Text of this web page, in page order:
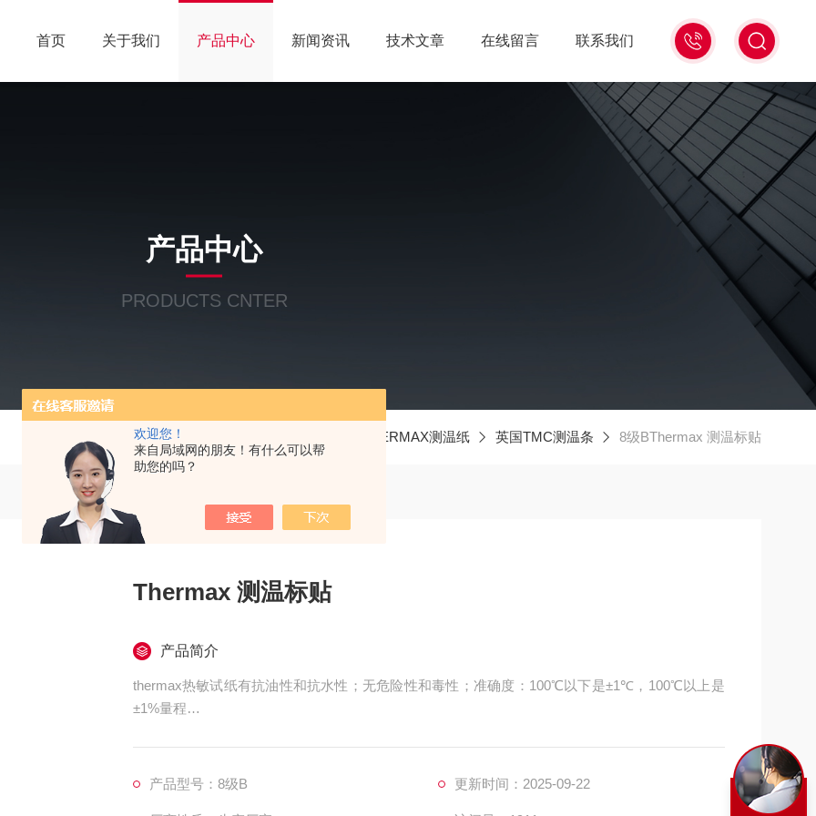
欢迎您！
来自局域网的朋友！有什么可以帮
助您的吗？
13439477936
首页 关于我们 产品中心 新闻资讯 技术文章 在线留言 联系我们
产品中心
PRODUCTS CNTER
当前位置： THERMAX测温纸 英国TMC测温条 8级BThermax 测温标贴
Thermax 测温标贴
产品简介
thermax热敏试纸有抗油性和抗水性；无危险性和毒性；准确度：100℃以下是±1℃，100℃以上是
±1%量程
产品型号：8级B
更新时间：2025-09-22